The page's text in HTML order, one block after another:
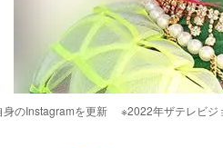
身のInstagramを更新 ※2022年ザテレビジ